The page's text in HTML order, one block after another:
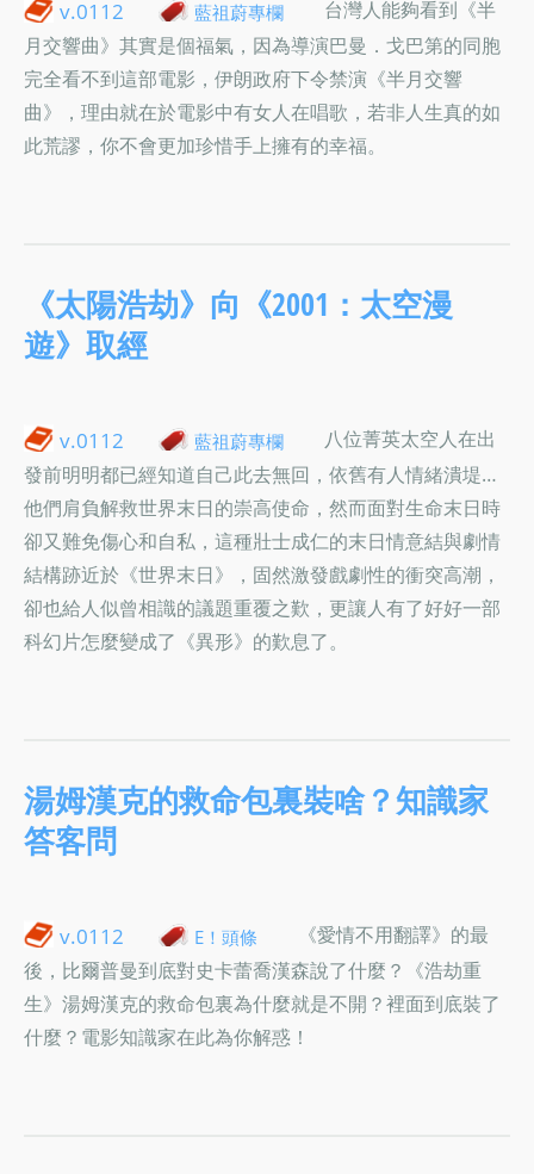
v.0112 藍祖蔚專欄
台灣人能夠看到《半
月交響曲》其實是個福氣，因為導演巴曼．戈巴第的同胞
完全看不到這部電影，伊朗政府下令禁演《半月交響
曲》，理由就在於電影中有女人在唱歌，若非人生真的如
此荒謬，你不會更加珍惜手上擁有的幸福。
《太陽浩劫》向《2001：太空漫
遊》取經
v.0112 藍祖蔚專欄
八位菁英太空人在出
發前明明都已經知道自己此去無回，依舊有人情緒潰堤…
他們肩負解救世界末日的崇高使命，然而面對生命末日時
卻又難免傷心和自私，這種壯士成仁的末日情意結與劇情
結構跡近於《世界末日》，固然激發戲劇性的衝突高潮，
卻也給人似曾相識的議題重覆之歎，更讓人有了好好一部
科幻片怎麼變成了《異形》的歎息了。
湯姆漢克的救命包裏裝啥？知識家
答客問
v.0112 E！頭條
《愛情不用翻譯》的最
後，比爾普曼到底對史卡蕾喬漢森說了什麼？《浩劫重
生》湯姆漢克的救命包裏為什麼就是不開？裡面到底裝了
什麼？電影知識家在此為你解惑！